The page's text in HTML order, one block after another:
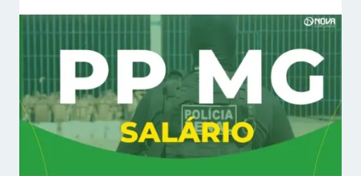
gratificação de desempenho. Veja todos os
detalhes sobre a remuneração e vantagens
da carreira!